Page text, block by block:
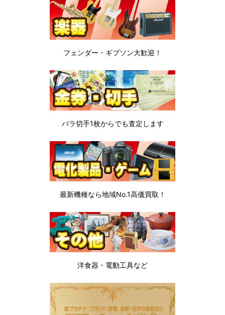
フェンダー・ギブソン大歓迎！
バラ切手1枚からでも査定します
最新機種なら地域No.1高価買取！
洋食器・電動工具など